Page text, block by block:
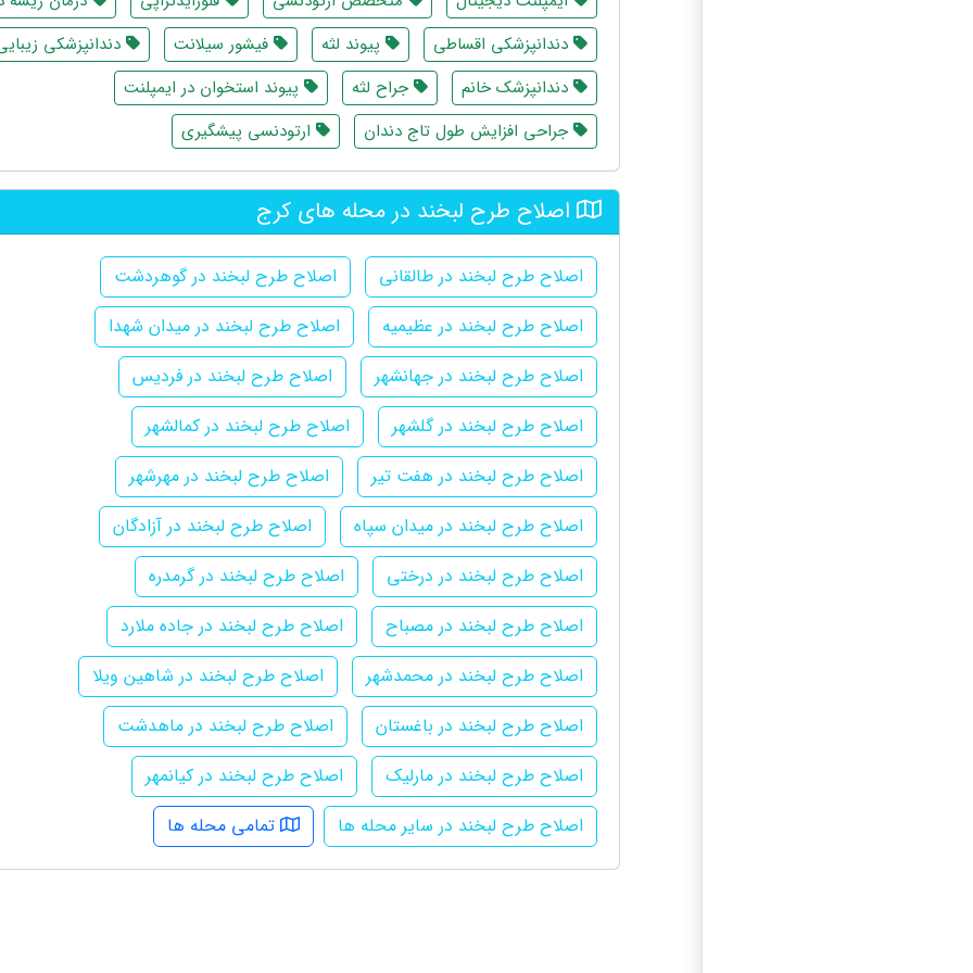
دندانپزشکی اقساطی
پیوند لثه فیشور سیلانت
دندانپزشکی
دندانپزشک خانم
جراح لثه
پیوند استخوان در ایمپلنت
جراحی افزایش طول تاج دندان
ارتودنسی پیشگیری
اصلاح طرح لبخند در محله های کرج
اصلاح طرح لبخند در طالقانی
اصلاح طرح لبخند در گوهردشت
اصلاح طرح لبخند در عظیمیه
اصلاح طرح لبخند در میدان شهدا
اصلاح طرح لبخند در جهانشهر
اصلاح طرح لبخند در فردیس
اصلاح طرح لبخند در گلشهر
اصلاح طرح لبخند در کمالشهر
اصلاح طرح لبخند در هفت تیر
اصلاح طرح لبخند در مهرشهر
اصلاح طرح لبخند در میدان سپاه
اصلاح طرح لبخند در آزادگان
اصلاح طرح لبخند در درختی
اصلاح طرح لبخند در گرمدره
اصلاح طرح لبخند در مصباح
اصلاح طرح لبخند در جاده ملارد
اصلاح طرح لبخند در محمدشهر
اصلاح طرح لبخند در شاهین ویلا
اصلاح طرح لبخند در باغستان
اصلاح طرح لبخند در ماهدشت
اصلاح طرح لبخند در مارلیک
اصلاح طرح لبخند در کیانمهر
اصلاح طرح لبخند در سایر محله ها
تمامی محله ها